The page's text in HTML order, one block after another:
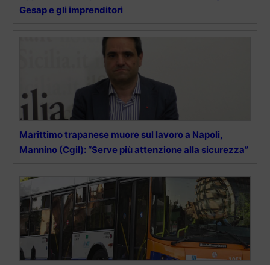
Gesap e gli imprenditori
Marittimo trapanese muore sul lavoro a Napoli,
Mannino (Cgil): “Serve più attenzione alla sicurezza”